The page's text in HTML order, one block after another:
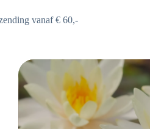
vanaf € 60,-